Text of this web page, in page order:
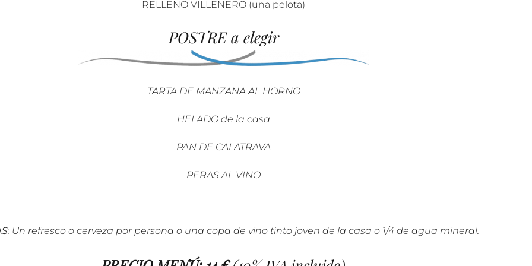
RELLENO VILLENERO (una pelota)
POSTRE a elegir
TARTA DE MANZANA AL HORNO
HELADO de la casa
PAN DE CALATRAVA
PERAS AL VINO
: Un refresco o cerveza por persona o una copa de vino tinto joven de la casa o 1/4 de agua mineral.